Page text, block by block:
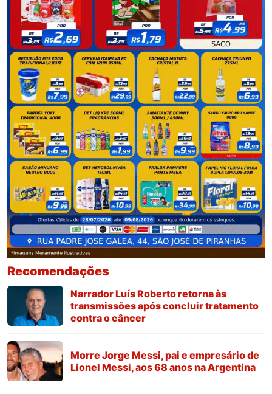
Recomendações
Narrador Luís Roberto retorna às
transmissões após concluir tratamento
contra o câncer
Morre Jorge Messi, pai e empresário de
Lionel Messi, aos 68 anos na Argentina